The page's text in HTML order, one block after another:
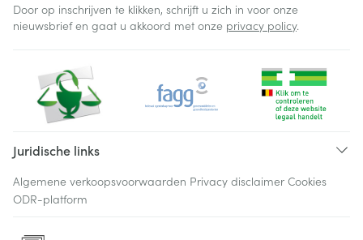
Door op inschrijven te klikken, schrijft u zich in voor onze
nieuwsbrief en gaat u akkoord met onze privacy policy.
Juridische links
Algemene verkoopsvoorwaarden Privacy disclaimer Cookies
ODR-platform